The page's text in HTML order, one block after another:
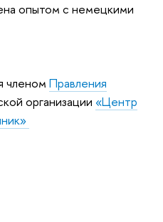
опытом с немецкими
членом Правления
организации «Центр